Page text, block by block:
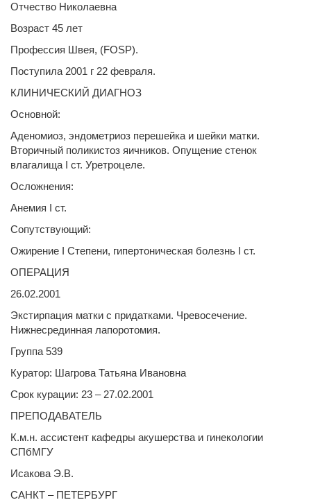
Отчество Николаевна
Возраст 45 лет
Профессия Швея, (FOSP).
Поступила 2001 г 22 февраля.
КЛИНИЧЕСКИЙ ДИАГНОЗ
Основной:
Аденомиоз, эндометриоз перешейка и шейки матки.
Вторичный поликистоз яичников. Опущение стенок
влагалища I ст. Уретроцеле.
Осложнения:
Анемия I ст.
Сопутствующий:
Ожирение I Степени, гипертоническая болезнь I ст.
ОПЕРАЦИЯ
26.02.2001
Экстирпация матки с придатками. Чревосечение.
Нижнесрединная лапоротомия.
Группа 539
Куратор: Шагрова Татьяна Ивановна
Срок курации: 23 – 27.02.2001
ПРЕПОДАВАТЕЛЬ
К.м.н. ассистент кафедры акушерства и гинекологии
СПбМГУ
Исакова Э.В.
САНКТ – ПЕТЕРБУРГ